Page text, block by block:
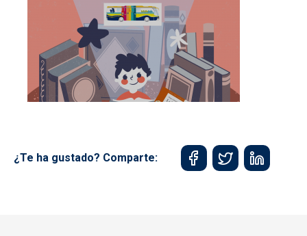
¿Te ha gustado? Comparte: